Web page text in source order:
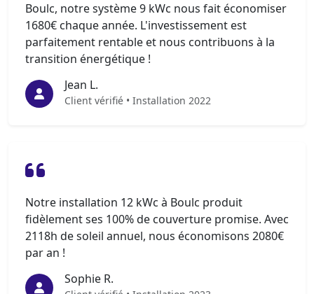
Boulc, notre système 9 kWc nous fait économiser
1680€ chaque année. L'investissement est
parfaitement rentable et nous contribuons à la
transition énergétique !
Jean L.
Client vérifié • Installation 2022
Notre installation 12 kWc à Boulc produit
fidèlement ses 100% de couverture promise. Avec
2118h de soleil annuel, nous économisons 2080€
par an !
Sophie R.